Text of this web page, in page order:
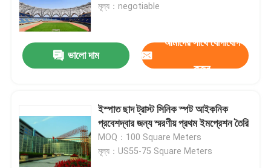
মূল্য：negotiable
ভালো দাম
আমাদের সাথে যোগাযোগ
করুন
ইস্পাত ছাদ ট্রাস্ট সিনিক স্পট আইকনিক
প্রবেশদ্বার জন্য স্মরণীয় প্রথম ইমপ্রেশন তৈরি
MOQ：100 Square Meters
মূল্য：US55-75 Square Meters